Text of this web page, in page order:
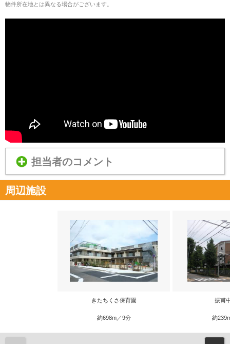
物件所在地とは異なる場合がございます。
担当者のコメント
周辺施設
きたちくさ保育園
約698m／9分
振甫
約